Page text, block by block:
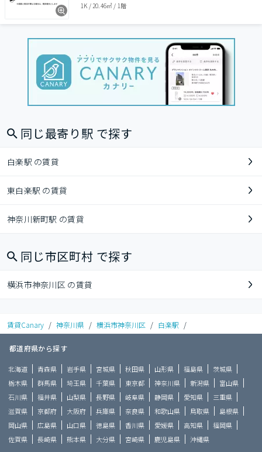
1K / 20.46㎡ / 1階
同じ最寄り駅 で探す
白楽駅 の賃貸
東白楽駅 の賃貸
神奈川新町駅 の賃貸
同じ市区町村 で探す
横浜市神奈川区 の賃貸
賃貸Canary / 神奈川県 / 横浜市神奈川区 / 白楽駅 /
都道府県から探す
北海道 青森県 岩手県 宮城県 秋田県 山形県 福島県
茨城県
栃木県
群馬県 埼玉県 千葉県 東京都 神奈川県 新潟県
富山県
石川県
福井県 山梨県 長野県 岐阜県 静岡県 愛知県
三重県
滋賀県
京都府 大阪府 兵庫県 奈良県 和歌山県 鳥取県
島根県
岡山県
広島県 山口県 徳島県 香川県 愛媛県 高知県
福岡県
佐賀県
長崎県 熊本県 大分県 宮崎県 鹿児島県 沖縄県